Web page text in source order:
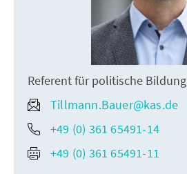
Referent für politische Bildung
Tillmann.Bauer@kas.de
+49 (0) 361 65491-14
+49 (0) 361 65491-11